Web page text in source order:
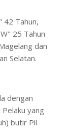
42 Tahun,
25 Tahun
dan
Selatan.
dengan
yang
butir Pil